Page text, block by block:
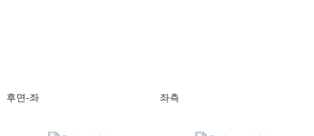
후면-좌 좌측